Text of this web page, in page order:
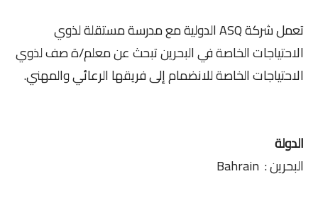
تعمل شركة ASQ الدولية مع مدرسة مستقلة لذوي
الاحتياجات الخاصة في البحرين تبحث عن معلم/ة صف لذوي
الاحتياجات الخاصة للانضمام إلى فريقها الرعائي والمهني.
الدولة
البحرين : Bahrain